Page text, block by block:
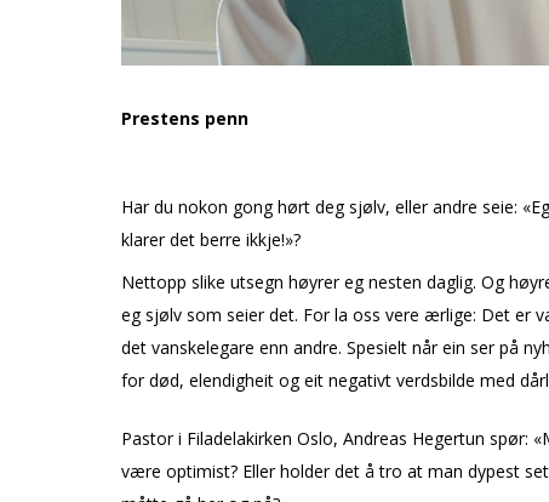
Prestens penn
Har du nokon gong hørt deg sjølv, eller andre seie:
klarer det berre ikkje!»?
Nettopp slike utsegn høyrer eg nesten daglig. Og
eg sjølv som seier det. For la oss vere ærlige: Det er
det vanskelegare enn andre. Spesielt når ein ser på
for død, elendigheit og eit negativt verdsbilde med
Pastor i Filadelfiakirken Oslo, Andreas Hegertun spør:
være optimist? Eller holder det å tro at man dypest